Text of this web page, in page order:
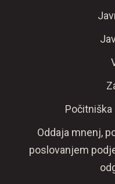
Počitniška
Oddaja mnenj,
poslovanjem